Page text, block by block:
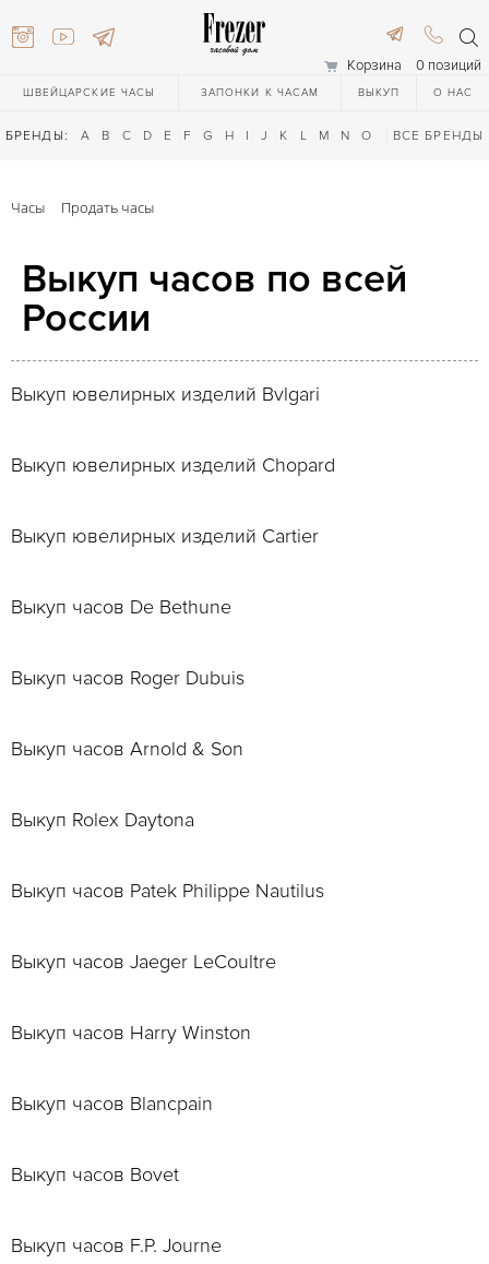
Корзина 0 позиций
ШВЕЙЦАРСКИЕ ЧАСЫ ЗАПОНКИ К ЧАСАМ ВЫКУП О НАС
БРЕНДЫ: A B C D E F G H I J K L M N O Q R S T
ВСЕ БРЕНДЫ
Часы Продать часы
Выкуп часов по всей
России
Выкуп ювелирных изделий Bvlgari
Выкуп ювелирных изделий Chopard
Выкуп ювелирных изделий Cartier
Выкуп часов De Bethune
Выкуп часов Roger Dubuis
Выкуп часов Arnold & Son
Выкуп Rolex Daytona
Выкуп часов Patek Philippe Nautilus
Выкуп часов Jaeger LeCoultre
Выкуп часов Harry Winston
Выкуп часов Blancpain
Выкуп часов Bovet
Выкуп часов F.P. Journe